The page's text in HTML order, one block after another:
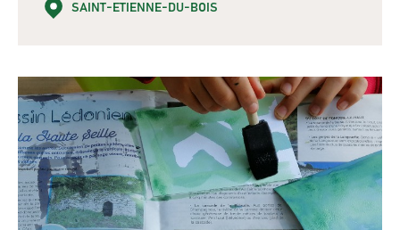
SAINT-ETIENNE-DU-BOIS